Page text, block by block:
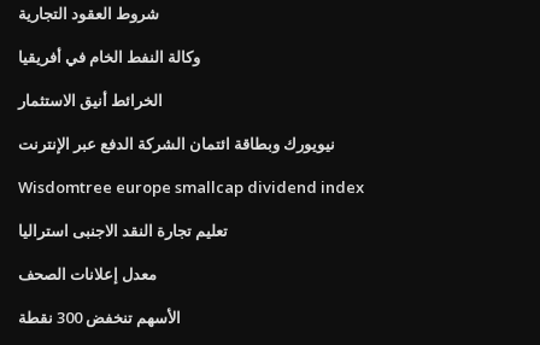
شروط العقود التجارية
وكالة النفط الخام في أفريقيا
الخرائط أنيق الاستثمار
نيويورك وبطاقة ائتمان الشركة الدفع عبر الإنترنت
Wisdomtree europe smallcap dividend index
تعليم تجارة النقد الاجنبى استراليا
معدل إعلانات الصحف
الأسهم تنخفض 300 نقطة